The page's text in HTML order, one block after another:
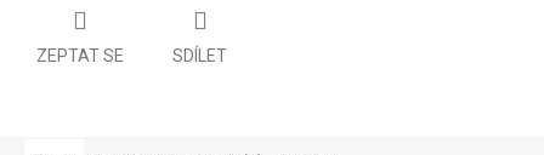
ZEPTAT SE SDÍLET